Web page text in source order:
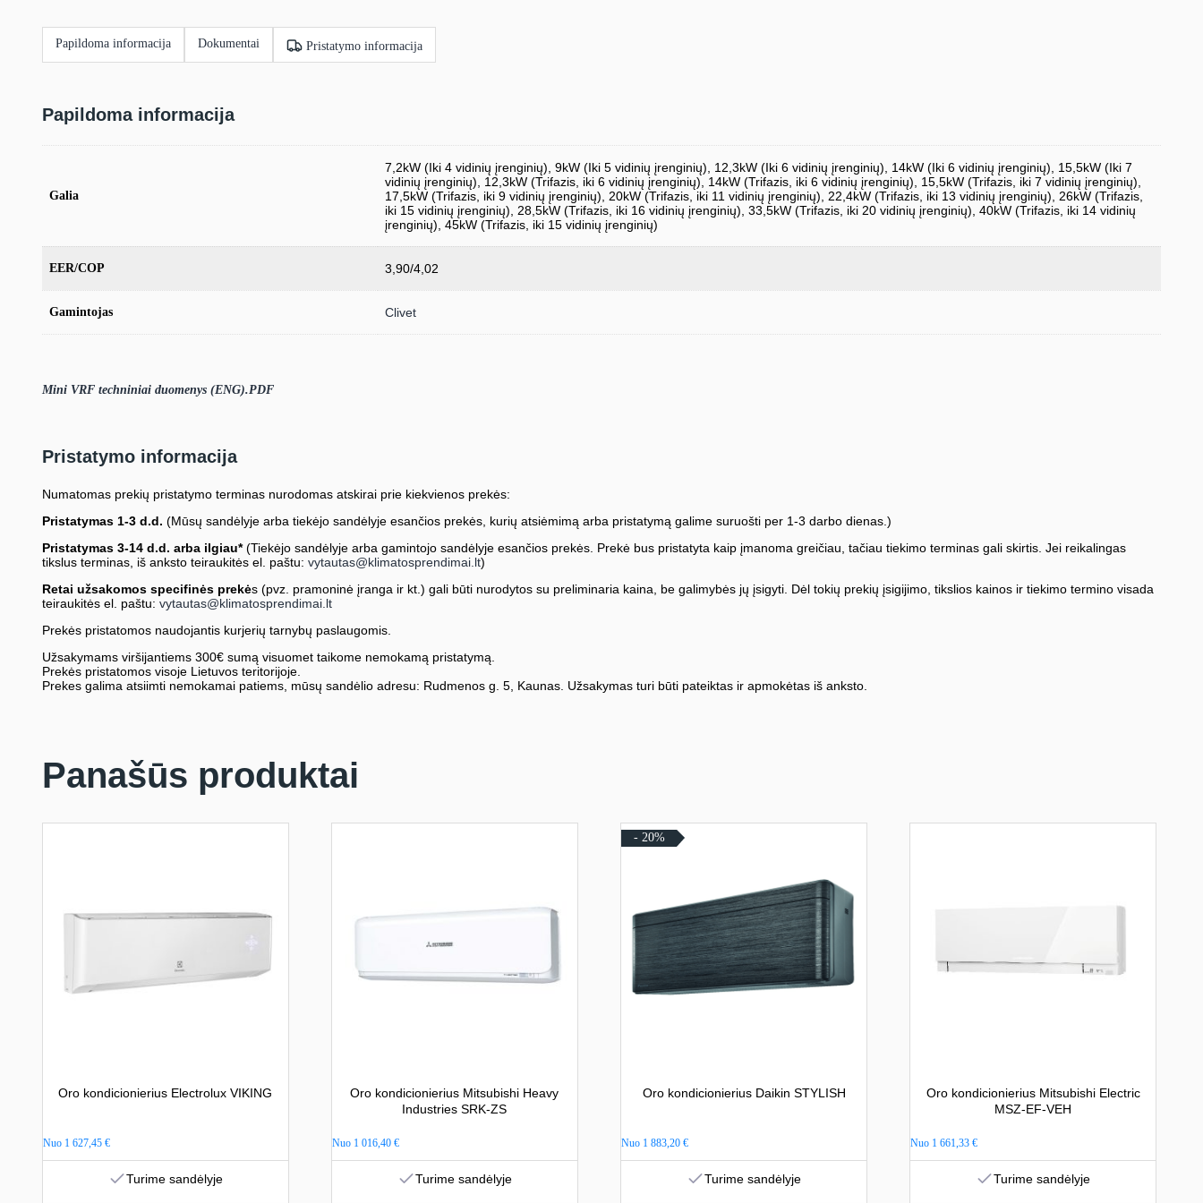
Papildoma informacija Dokumentai Pristatymo informacija
Papildoma informacija
Galia
7,2kW (Iki 4 vidinių įrenginių), 9kW (Iki 5 vidinių įrenginių), 12,3kW (Iki 6 vidinių įrenginių), 14kW (Iki 6 vidinių įrenginių), 15,5kW (Iki 7
vidinių įrenginių), 12,3kW (Trifazis, iki 6 vidinių įrenginių), 14kW (Trifazis, iki 6 vidinių įrenginių), 15,5kW (Trifazis, iki 7 vidinių įrenginių),
17,5kW (Trifazis, iki 9 vidinių įrenginių), 20kW (Trifazis, iki 11 vidinių įrenginių), 22,4kW (Trifazis, iki 13 vidinių įrenginių), 26kW (Trifazis,
iki 15 vidinių įrenginių), 28,5kW (Trifazis, iki 16 vidinių įrenginių), 33,5kW (Trifazis, iki 20 vidinių įrenginių), 40kW (Trifazis, iki 14 vidinių
įrenginių), 45kW (Trifazis, iki 15 vidinių įrenginių)
EER/COP 3,90/4,02
Gamintojas Clivet
Mini VRF techniniai duomenys (ENG).PDF
Pristatymo informacija
Numatomas prekių pristatymo terminas nurodomas atskirai prie kiekvienos prekės:
Pristatymas 1-3 d.d. (Mūsų sandėlyje arba tiekėjo sandėlyje esančios prekės, kurių atsiėmimą arba pristatymą galime suruošti per 1-3 darbo dienas.)
Pristatymas 3-14 d.d. arba ilgiau*(Tiekėjo sandėlyje arba gamintojo sandėlyje esančios prekės. Prekė bus pristatyta kaip įmanoma greičiau, tačiau tiekimo terminas gali skirtis. Jei reikalingas
tikslus terminas, iš anksto teiraukitės el. paštu: vytautas@klimatosprendimai.lt)
Retai užsakomos specifinės prekės (pvz. pramoninė įranga ir kt.) gali būti nurodytos su preliminaria kaina, be galimybės jų įsigyti. Dėl tokių prekių įsigijimo, tikslios kainos ir tiekimo termino visada
teiraukitės el. paštu: vytautas@klimatosprendimai.lt
Prekės pristatomos naudojantis kurjerių tarnybų paslaugomis.
Užsakymams viršijantiems 300€ sumą visuomet taikome nemokamą pristatymą.
Prekės pristatomos visoje Lietuvos teritorijoje.
Prekes galima atsiimti nemokamai patiems, mūsų sandėlio adresu: Rudmenos g. 5, Kaunas. Užsakymas turi būti pateiktas ir apmokėtas iš anksto.
Panašūs produktai
Oro kondicionierius Electrolux VIKING
Nuo 1 627,45 €
Turime sandėlyje
Oro kondicionierius Mitsubishi Heavy
Industries SRK-ZS
Nuo 1 016,40€
Turime sandėlyje
- 20%
Oro kondicionierius Daikin STYLISH
Nuo 1 883,20€
Turime sandėlyje
Oro kondicionierius Mitsubishi Electric
MSZ-EF-VEH
Nuo 1 661,33€
Turime sandėlyje